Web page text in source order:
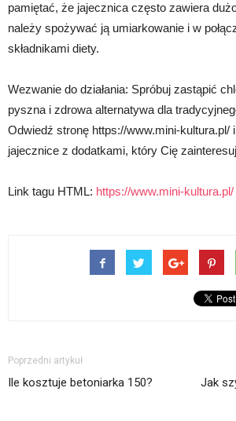
pamiętać, że jajecznica często zawiera
należy spożywać ją umiarkowanie i w
składnikami diety.
Wezwanie do działania: Spróbuj zastąpić
pyszna i zdrowa alternatywa dla
Odwiedź stronę https://www.mini-kultura.pl/
jajecznice z dodatkami, który Cię
Link tagu HTML: https://www.mini-kultura.pl/
Poprzedni artykuł
Ile kosztuje betoniarka 150? Jak